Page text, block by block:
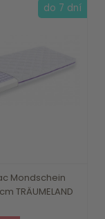
Mondschein
TRÄUMELAND
do 7 dní